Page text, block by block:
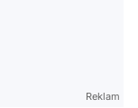
Reklam